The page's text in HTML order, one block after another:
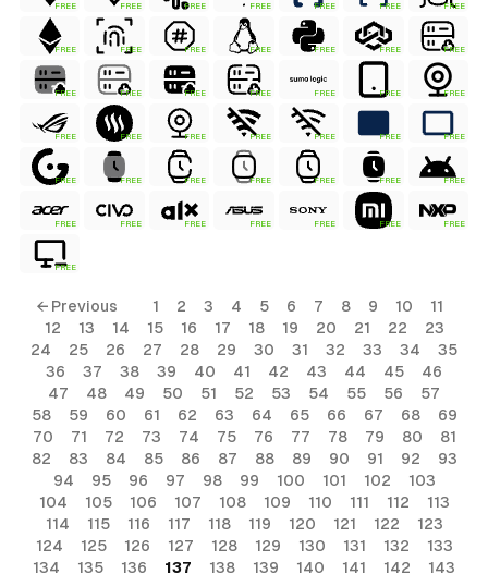
FREE FREE FREE FREE FREE FREE FREE
FREE FREE FREE FREE FREE FREE FREE
FREE FREE FREE FREE FREE FREE FREE
FREE FREE FREE FREE FREE FREE FREE
FREE FREE FREE FREE FREE FREE FREE
FREE FREE FREE FREE FREE FREE FREE
FREE
← Previous 1 2 3 4 5 6 7 8 9 10
11
12
13 14 15 16 17 18 19 20 21 22
23
24
25 26 27 28 29 30 31 32 33 34
35
36
37 38 39 40 41 42 43 44 45
46
47
48 49 50 51 52 53 54 55 56
57
58
59 60 61 62 63 64 65 66 67 68
69
70
71 72 73 74 75 76 77 78 79 80
81
82
83 84 85 86 87 88 89 90 91 92
93
94
95 96 97 98 99 100 101 102
103
104
105 106 107 108 109 110 111 112
113
114
115 116 117 118 119 120 121 122
123
124
125 126 127 128 129 130 131 132
133
134
135 136 137 138 139 140 141 142 143